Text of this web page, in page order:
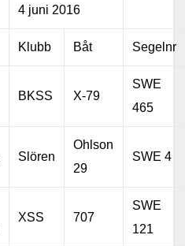
4 juni 2016
Klubb Båt Segelnr
BKSS X-79
SWE
465
Slören
Ohlson
29
SWE 4
XSS 707
SWE
121